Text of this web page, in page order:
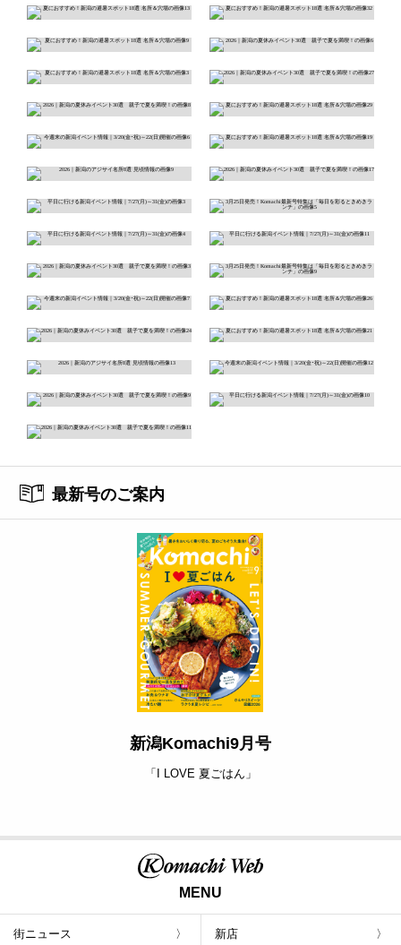
最新号のご案内
新潟Komachi9月号
「I LOVE 夏ごはん」
MENU
街ニュース 新店